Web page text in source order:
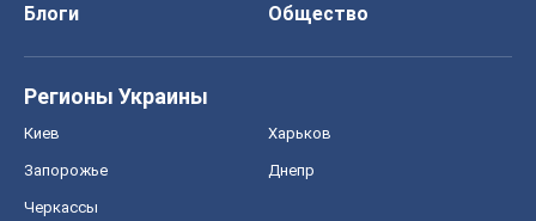
Блоги
Общество
Регионы Украины
Киев Харьков
Запорожье Днепр
Черкассы